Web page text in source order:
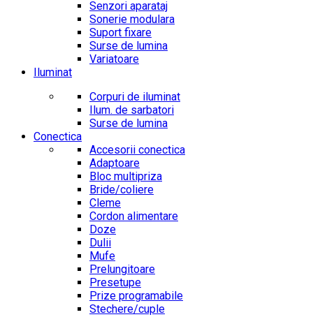
Senzori aparataj
Sonerie modulara
Suport fixare
Surse de lumina
Variatoare
Iluminat
Corpuri de iluminat
Ilum. de sarbatori
Surse de lumina
Conectica
Accesorii conectica
Adaptoare
Bloc multipriza
Bride/coliere
Cleme
Cordon alimentare
Doze
Dulii
Mufe
Prelungitoare
Presetupe
Prize programabile
Stechere/cuple